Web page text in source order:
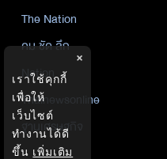
The Nation
คม ชัด ลึก
Nation
Thainewsonline
ฐานเศรษฐกิจ
×
เราใช้คุกกี้
เพื่อให้
เว็บไซต์
ทำงานได้ดี
ขึ้น เพิ่มเติม